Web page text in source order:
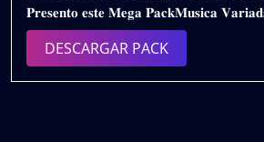
2024
𝐏𝐫𝐞𝐬𝐞𝐧𝐭𝐨 𝐞𝐬𝐭𝐞 𝐌𝐞𝐠𝐚 𝐏𝐚𝐜𝐤𝐌𝐮𝐬𝐢𝐜𝐚
DESCARGAR PACKDESCARGAR
PACK